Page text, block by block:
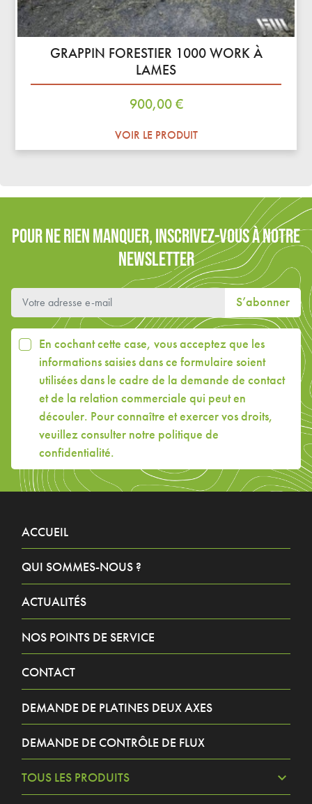
GRAPPIN FORESTIER 1000 WORK À
LAMES
Prix
900,00 €
VOIR LE PRODUIT
POUR NE RIEN MANQUER, INSCRIVEZ-VOUS À NOTRE
NEWSLETTER
S’abonner
En cochant cette case, vous acceptez que les
informations saisies dans ce formulaire soient
utilisées dans le cadre de la demande de contact
et de la relation commerciale qui peut en
découler. Pour connaître et exercer vos droits,
veuillez consulter notre politique de
confidentialité.
ACCUEIL
QUI SOMMES-NOUS ?
ACTUALITÉS
NOS POINTS DE SERVICE
CONTACT
DEMANDE DE PLATINES DEUX AXES
DEMANDE DE CONTRÔLE DE FLUX
TOUS LES PRODUITS